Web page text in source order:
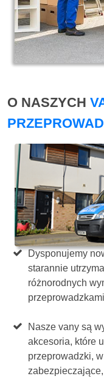
O NASZYCH
Dysponujemy
starannie
różnorodnych
Nasze vany są
akcesoria, które
przeprowadzki,